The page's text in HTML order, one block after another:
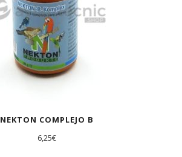
NEKTON COMPLEJO B
6,25€